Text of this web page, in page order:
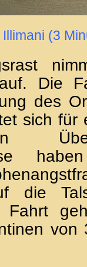
(3
Die
des
sich für
die
von